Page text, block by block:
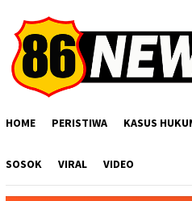
HOME PERISTIWA KASUS
SOSOK VIRAL VIDEO